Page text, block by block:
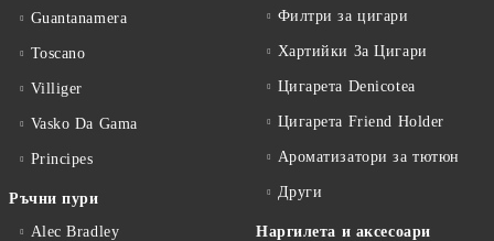
Guantanamera
Toscano
Villiger
Vasko Da Gama
Principes
Ръчни пури
Alec Bradley
Филтри за цигари
Хартийки За Цигари
Цигарета Denicotea
Цигарета Friend Holder
Ароматизатори за тютюн
Други
Наргилета и аксесоари